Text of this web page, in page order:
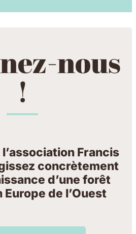
nous
!
Francis
concrètement
d’une forêt
de l’Ouest